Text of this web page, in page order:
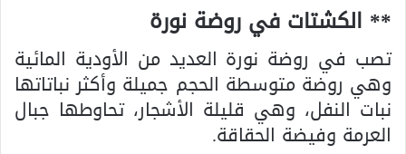
** الكشتات في روضة نورة
تصب في روضة نورة العديد من الأودية المائية
وهي روضة متوسطة الحجم جميلة وأكثر نباتاتها
نبات النفل، وهي قليلة الأشجار، تحاوطها جبال
العرمة وفيضة الحقاقة.